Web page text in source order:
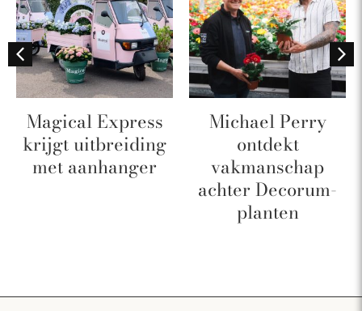
Magical Express
krijgt uitbreiding
met aanhanger
Michael Perry
ontdekt
vakmanschap
achter Decorum-
planten